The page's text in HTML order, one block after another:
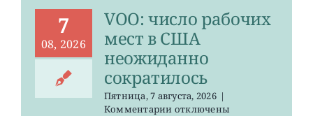
7
08, 2026
VOO: число рабочих
мест в США
неожиданно
сократилось
Пятница, 7 августа, 2026 |
Комментариикотключены